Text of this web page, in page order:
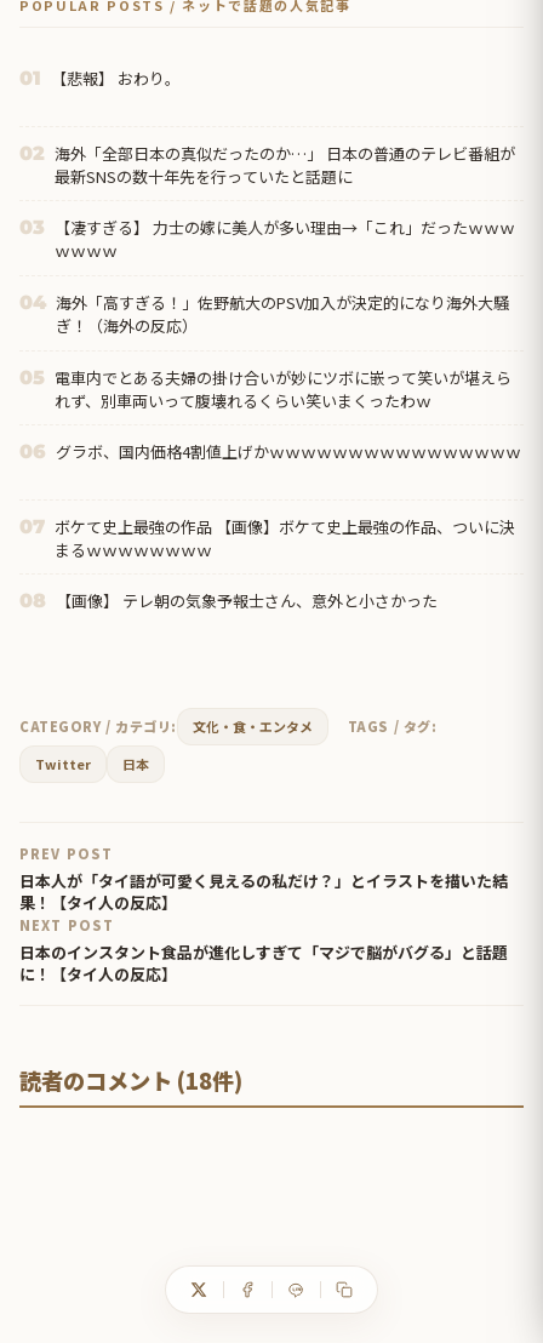
POPULAR POSTS / ネットで話題の人気記事
01 【悲報】 おわり。
02 海外「全部日本の真似だったのか…」 日本の普通のテレビ番組が
最新SNSの数十年先を行っていたと話題に
03
【凄すぎる】 力士の嫁に美人が多い理由→「これ」だったｗｗｗ
ｗｗｗｗ
04 海外「高すぎる！」佐野航大のPSV加入が決定的になり海外大騒
ぎ！（海外の反応）
05 電車内でとある夫婦の掛け合いが妙にツボに嵌って笑いが堪えら
れず、別車両いって腹壊れるくらい笑いまくったわｗ
06 グラボ、国内価格4割値上げかｗｗｗｗｗｗｗｗｗｗｗｗｗｗｗｗ
07 ボケて史上最強の作品 【画像】ボケて史上最強の作品、ついに決
まるｗｗｗｗｗｗｗｗ
08 【画像】 テレ朝の気象予報士さん、意外と小さかった
CATEGORY / カテゴリ: 文化・食・エンタメ
TAGS / タグ:
Twitter
日本
PREV POST
日本人が「タイ語が可愛く見えるの私だけ？」とイラストを描いた結
果！【タイ人の反応】
NEXT POST
日本のインスタント食品が進化しすぎて「マジで脳がバグる」と話題
に！【タイ人の反応】
読者のコメント (18件)